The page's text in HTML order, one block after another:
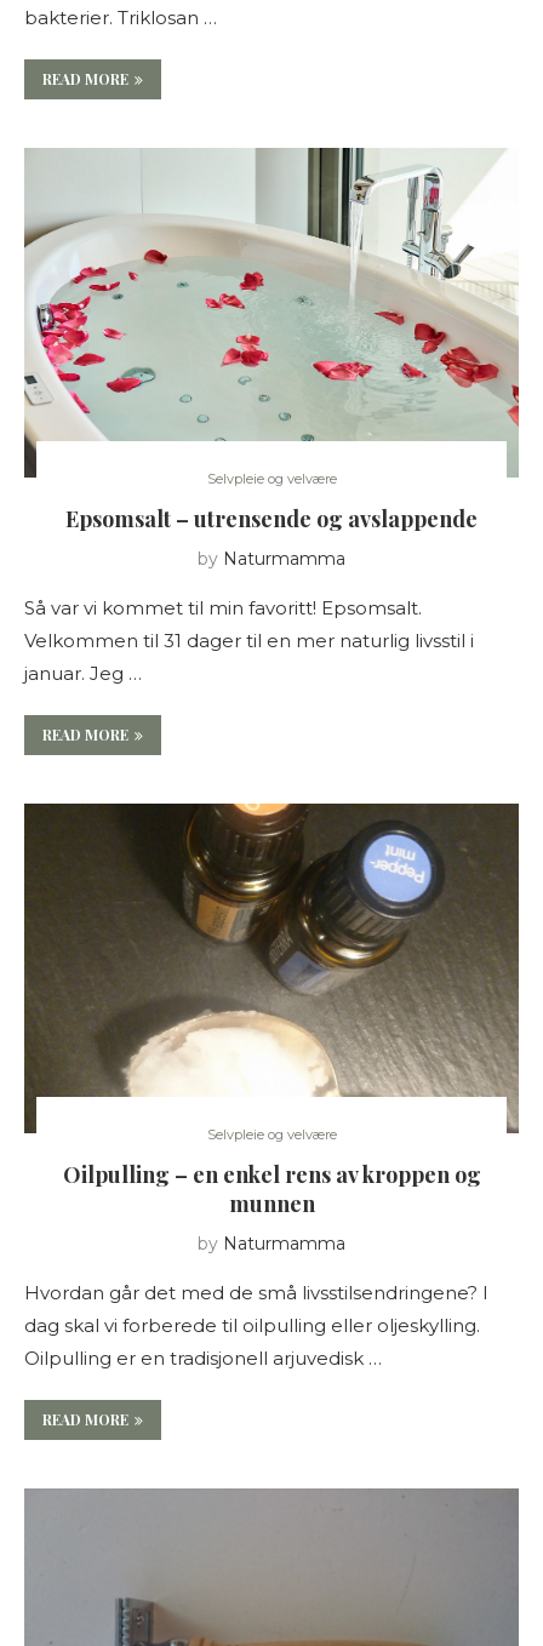
bakterier. Triklosan …
READ MORE
Selvpleie og velvære
Epsomsalt – utrensende og avslappende
by Naturmamma
Så var vi kommet til min favoritt! Epsomsalt.
Velkommen til 31 dager til en mer naturlig livsstil i
januar. Jeg …
READ MORE
Selvpleie og velvære
Oilpulling – en enkel rens av kroppen og
munnen
by Naturmamma
Hvordan går det med de små livsstilsendringene? I
dag skal vi forberede til oilpulling eller oljeskylling.
Oilpulling er en tradisjonell arjuvedisk …
READ MORE